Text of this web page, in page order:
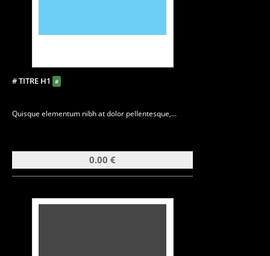
# TITRE H1 #
Quisque elementum nibh at dolor pellentesque,...
0.00 €